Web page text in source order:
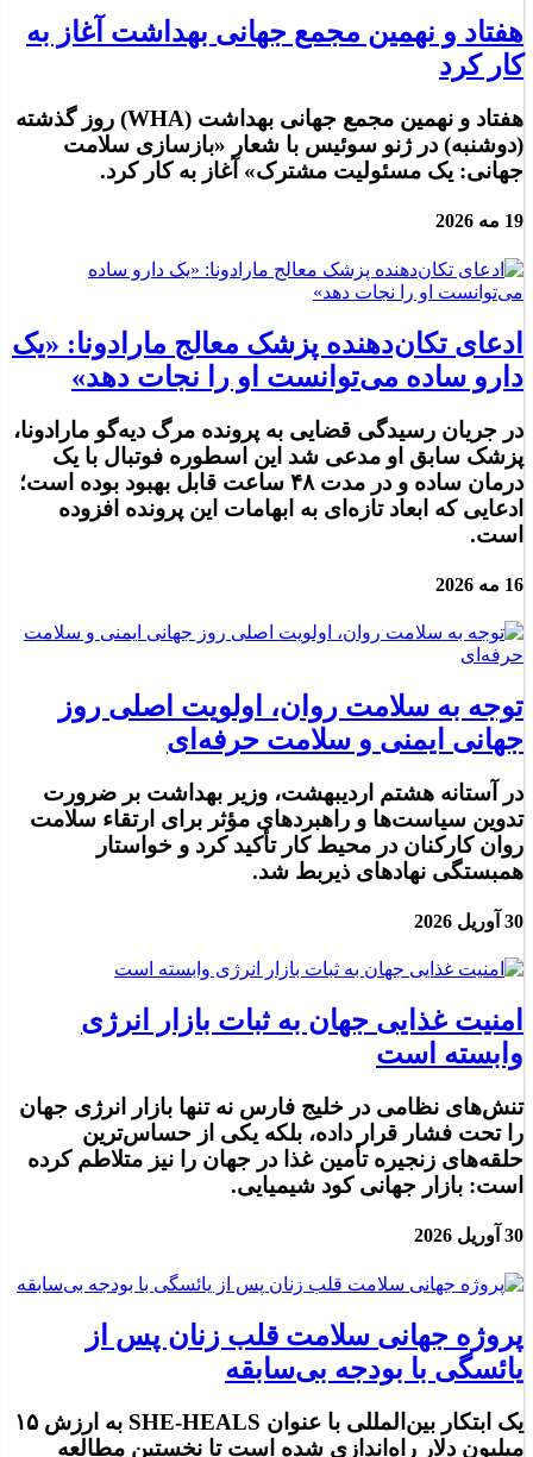
هفتاد و نهمین مجمع جهانی بهداشت آغاز به
کار کرد
هفتاد و نهمین مجمع جهانی بهداشت (WHA) روز گذشته
(دوشنبه) در ژنو سوئیس با شعار «بازسازی سلامت
جهانی: یک مسئولیت مشترک» آغاز به کار کرد.
19 مه 2026
ادعای تکان‌دهنده پزشک معالج مارادونا: «یک
دارو ساده می‌توانست او را نجات دهد»
در جریان رسیدگی قضایی به پرونده مرگ دیه‌گو مارادونا،
پزشک سابق او مدعی شد این اسطوره فوتبال با یک
درمان ساده و در مدت ۴۸ ساعت قابل بهبود بوده است؛
ادعایی که ابعاد تازه‌ای به ابهامات این پرونده افزوده
است.
16 مه 2026
توجه به سلامت روان، اولویت اصلی روز
جهانی ایمنی و سلامت حرفه‌ای
در آستانه هشتم اردیبهشت، وزیر بهداشت بر ضرورت
تدوین سیاست‌ها و راهبردهای مؤثر برای ارتقاء سلامت
روان کارکنان در محیط کار تأکید کرد و خواستار
همبستگی نهادهای ذیربط شد.
30 آوریل 2026
امنیت غذایی جهان به ثبات بازار انرژی
وابسته است
تنش‌های نظامی در خلیج فارس نه تنها بازار انرژی جهان
را تحت فشار قرار داده، بلکه یکی از حساس‌ترین
حلقه‌های زنجیره تأمین غذا در جهان را نیز متلاطم کرده
است: بازار جهانی کود شیمیایی.
30 آوریل 2026
پروژه جهانی سلامت قلب زنان پس از
یائسگی با بودجه بی‌سابقه
یک ابتکار بین‌المللی با عنوان SHE-HEALS به ارزش ۱۵
میلیون دلار راه‌اندازی شده است تا نخستین مطالعه